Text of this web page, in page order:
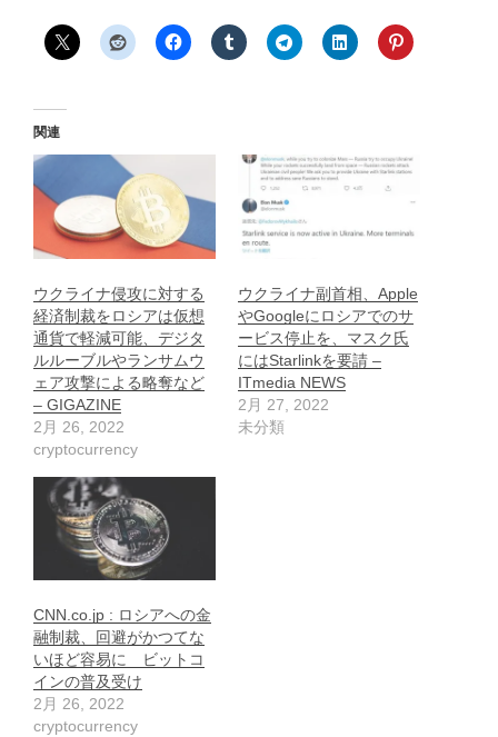
関連
ウクライナ侵攻に対する
経済制裁をロシアは仮想
通貨で軽減可能、デジタ
ルルーブルやランサムウ
ェア攻撃による略奪など
– GIGAZINE
2月 26, 2022
cryptocurrency
ウクライナ副首相、Apple
やGoogleにロシアでのサ
ービス停止を、マスク氏
にはStarlinkを要請 –
ITmedia NEWS
2月 27, 2022
未分類
CNN.co.jp : ロシアへの金
融制裁、回避がかつてな
いほど容易に ビットコ
インの普及受け
2月 26, 2022
cryptocurrency